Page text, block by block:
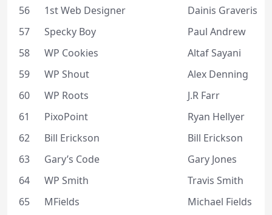
56 1st Web Designer
Dainis Graveris
57
Specky Boy
Paul Andrew
58
WP Cookies
Altaf Sayani
59
WP Shout
Alex Denning
60
WP Roots
J.R Farr
61
PixoPoint
Ryan Hellyer
62
Bill Erickson
Bill Erickson
63
Gary’s Code
Gary Jones
64
WP Smith
Travis Smith
65
MFields
Michael Fields